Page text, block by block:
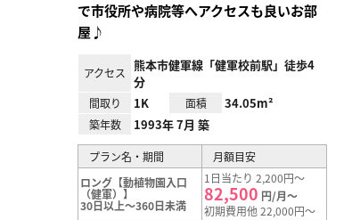
で市役所や病院等へアクセスも良いお部
屋♪
アクセス
熊本市健軍線「健軍校前駅」徒歩4
分
間取り 1K 面積 34.05m²
築年数 1993年 7月 築
プラン名・期間
月額目安
ロング【動植物園入口
（健軍）】
30日以上～360日未満
1日当たり 2,200円～
82,500 円/月～
初期費用他 22,000円～